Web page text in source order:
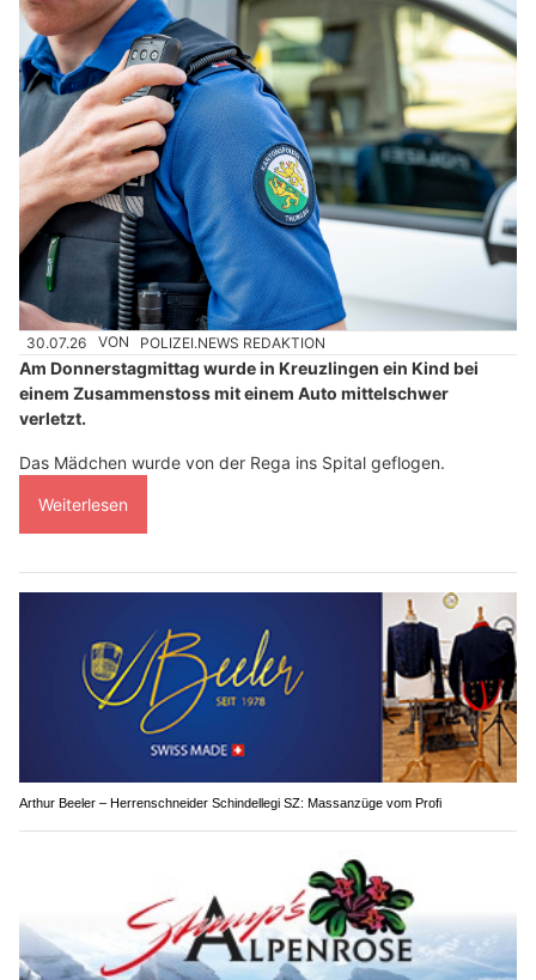
30.07.26 VON POLIZEI.NEWS REDAKTION
Am Donnerstagmittag wurde in Kreuzlingen ein Kind bei
einem Zusammenstoss mit einem Auto mittelschwer
verletzt.
Das Mädchen wurde von der Rega ins Spital geflogen.
Weiterlesen
Arthur Beeler – Herrenschneider Schindellegi SZ: Massanzüge vom Profi